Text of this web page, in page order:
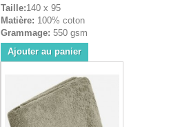
Taille:140 x 95
Matière: 100% coton
Grammage: 550 gsm
Ajouter au panier